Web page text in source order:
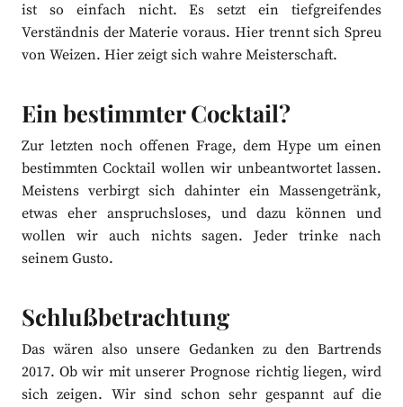
ist so einfach nicht. Es setzt ein tiefgreifendes
Verständnis der Materie voraus. Hier trennt sich Spreu
von Weizen. Hier zeigt sich wahre Meisterschaft.
Ein bestimmter Cocktail?
Zur letzten noch offenen Frage, dem Hype um einen
bestimmten Cocktail wollen wir unbeantwortet lassen.
Meistens verbirgt sich dahinter ein Massengetränk,
etwas eher anspruchsloses, und dazu können und
wollen wir auch nichts sagen. Jeder trinke nach
seinem Gusto.
Schlußbetrachtung
Das wären also unsere Gedanken zu den Bartrends
2017. Ob wir mit unserer Prognose richtig liegen, wird
sich zeigen. Wir sind schon sehr gespannt auf die